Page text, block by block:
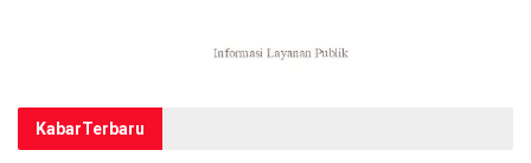
KabarTerbaru